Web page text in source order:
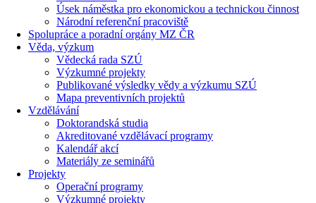
Úsek náměstka pro ekonomickou a technickou činnost
Národní referenční pracoviště
Spolupráce a poradní orgány MZ ČR
Věda, výzkum
Vědecká rada SZÚ
Výzkumné projekty
Publikované výsledky vědy a výzkumu SZÚ
Mapa preventivních projektů
Vzdělávání
Doktorandská studia
Akreditované vzdělávací programy
Kalendář akcí
Materiály ze seminářů
Projekty
Operační programy
Výzkumné projekty